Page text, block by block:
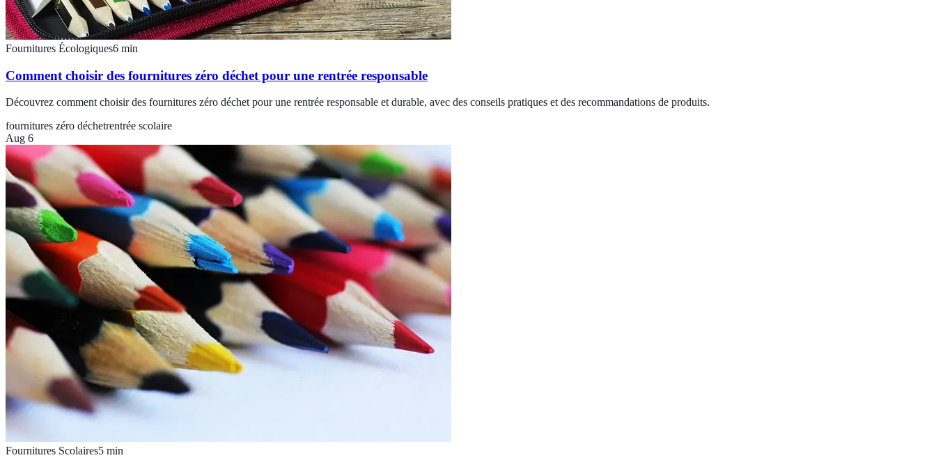
Fournitures Écologiques6 min
Comment choisir des fournitures zéro déchet pour une rentrée responsable
Découvrez comment choisir des fournitures zéro déchet pour une rentrée responsable et durable, avec des conseils pratiques et des recommandations de produits.
fournitures zéro déchetrentrée scolaire
Aug 6
Fournitures Scolaires5 min